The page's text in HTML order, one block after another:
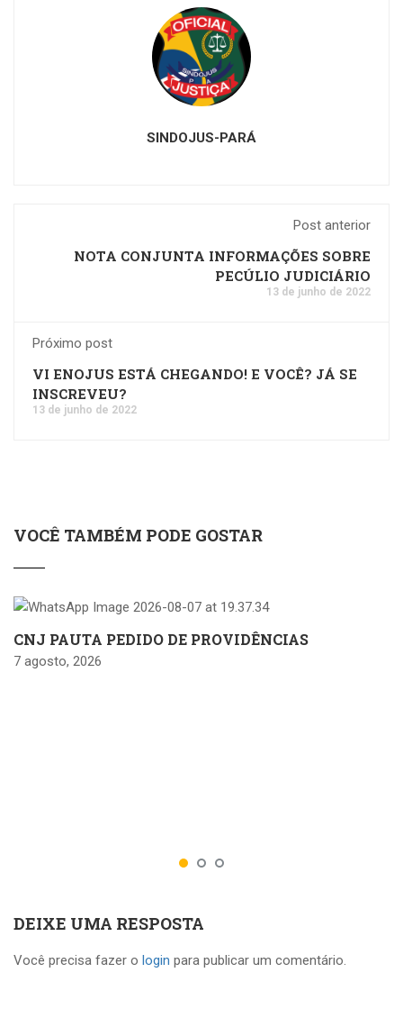
SINDOJUS-PARÁ
Post anterior
NOTA CONJUNTA INFORMAÇÕES SOBRE
PECÚLIO JUDICIÁRIO
13 de junho de 2022
Próximo post
VI ENOJUS ESTÁ CHEGANDO! E VOCÊ? JÁ SE
INSCREVEU?
13 de junho de 2022
VOCÊ TAMBÉM PODE GOSTAR
CNJ PAUTA PEDIDO DE PROVIDÊNCIAS
7 agosto, 2026
DEIXE UMA RESPOSTA
Você precisa fazer o login para publicar um comentário.